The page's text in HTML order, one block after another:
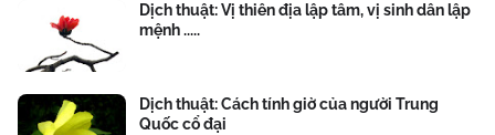
Dịch thuật: Vị thiên địa lập tâm, vị sinh dân lập
mệnh .....
Dịch thuật: Cách tính giờ của người Trung
Quốc cổ đại